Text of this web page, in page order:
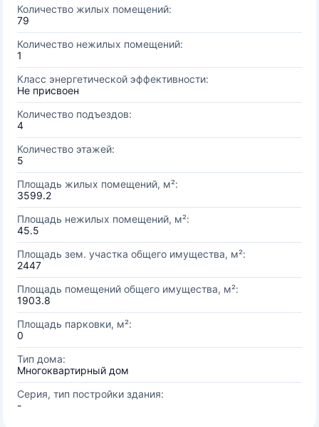
Количество жилых помещений:
79
Количество нежилых помещений:
1
Класс энергетической эффективности:
Не присвоен
Количество подъездов:
4
Количество этажей:
5
Площадь жилых помещений, м²:
3599.2
Площадь нежилых помещений, м²:
45.5
Площадь зем. участка общего имущества, м²:
2447
Площадь помещений общего имущества, м²:
1903.8
Площадь парковки, м²:
0
Тип дома:
Многоквартирный дом
Серия, тип постройки здания:
-